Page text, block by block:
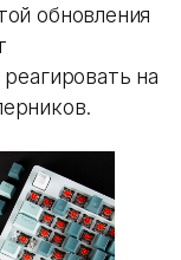
обновления
на